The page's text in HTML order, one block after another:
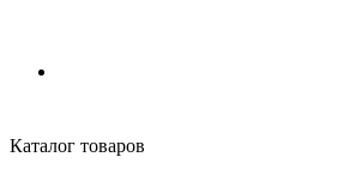
Каталог товаров